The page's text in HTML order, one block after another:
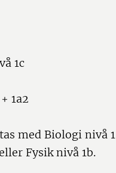
1c
1a2
med Biologi nivå 1
Fysik nivå 1b.